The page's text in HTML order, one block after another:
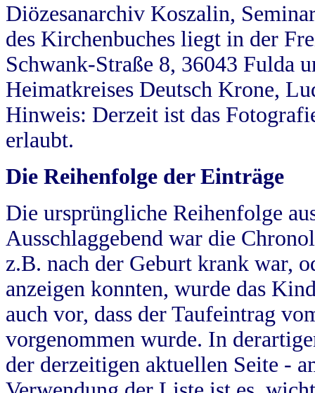
Diözesanarchiv Koszalin,
des Kirchenbuches liegt in der
Schwank-Straße 8, 36043 Fulda
Heimatkreises Deutsch Krone,
Hinweis: Derzeit ist das
erlaubt.
Die Reihenfolge der Einträge
Die ursprüngliche Reihenfolge
Ausschlaggebend war die
z.B. nach der Geburt krank war,
anzeigen konnten, wurde das
auch vor, dass der Taufeintrag
vorgenommen wurde. In
der derzeitigen aktuellen Seite -